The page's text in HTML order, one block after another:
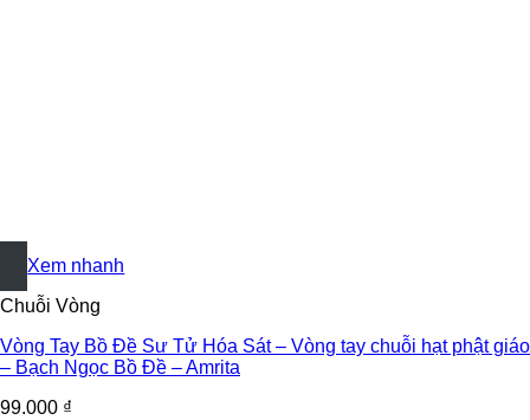
+
Xem nhanh
Chuỗi Vòng
Vòng Tay Bồ Đề Sư Tử Hóa Sát – Vòng tay chuỗi hạt phật giáo
– Bạch Ngọc Bồ Đề – Amrita
99.000 ₫